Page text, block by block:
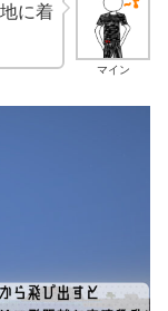
マイン
に着